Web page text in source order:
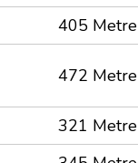
405 Metre
472 Metre
321 Metre